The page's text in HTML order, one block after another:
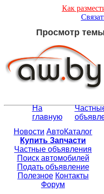
Как
Просмотр темы
На
главную
Новости АвтоКаталог
Купить Запчасти
Частные объявления
Поиск автомобилей
Подать объявление
Полезное Контакты
Форум